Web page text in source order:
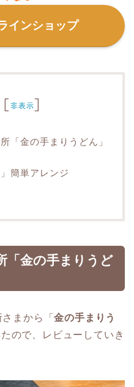
インショップ
[非表示]
「金の手まりうどん」
簡単アレンジ
「金の手まりうど
まから「金の手まりう
ので、レビューしていき